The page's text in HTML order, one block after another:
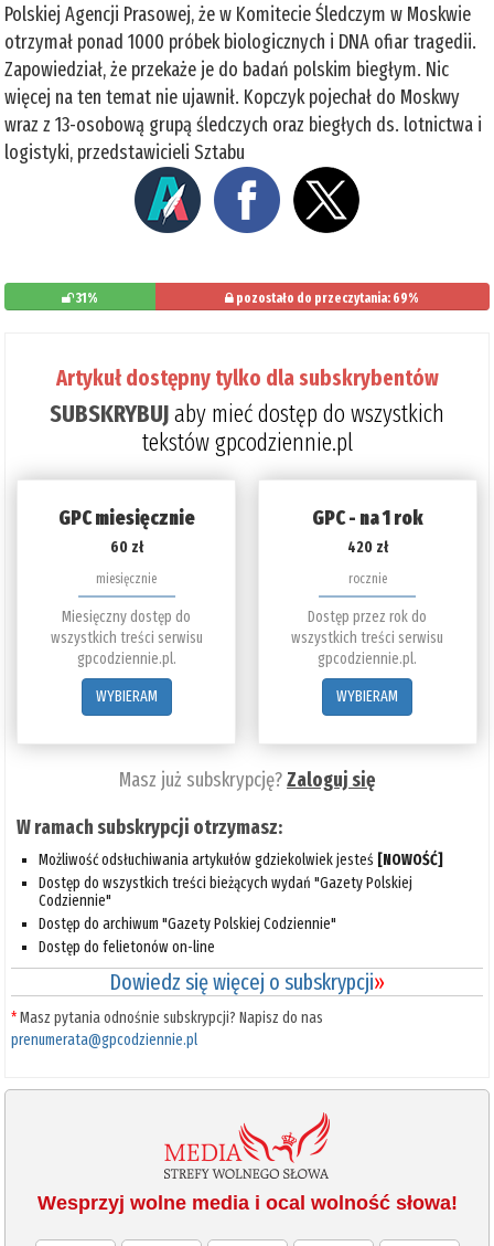
Polskiej Agencji Prasowej, że w Komitecie Śledczym w Moskwie
otrzymał ponad 1000 próbek biologicznych i DNA ofiar tragedii.
Zapowiedział, że przekaże je do badań polskim biegłym. Nic
więcej na ten temat nie ujawnił. Kopczyk pojechał do Moskwy
wraz z 13-osobową grupą śledczych oraz biegłych ds. lotnictwa i
logistyki, przedstawicieli Sztabu
31% pozostało do przeczytania: 69%
Artykuł dostępny tylko dla subskrybentów
SUBSKRYBUJaby mieć dostęp do wszystkich
tekstów gpcodziennie.pl
GPC miesięcznie
60 zł
miesięcznie
Miesięczny dostęp do
wszystkich treści serwisu
gpcodziennie.pl.
WYBIERAM
GPC - na 1 rok
420 zł
rocznie
Dostęp przez rok do
wszystkich treści serwisu
gpcodziennie.pl.
WYBIERAM
Masz już subskrypcję?Zaloguj się
W ramach subskrypcji otrzymasz:
Możliwość odsłuchiwania artykułów gdziekolwiek jesteś [NOWOŚĆ]
Dostęp do wszystkich treści bieżących wydań "Gazety Polskiej
Codziennie"
Dostęp do archiwum "Gazety Polskiej Codziennie"
Dostęp do felietonów on-line
Dowiedz się więcej o subskrypcji»
*Masz pytania odnośnie subskrypcji? Napisz do nas
prenumerata@gpcodziennie.pl
Wesprzyj wolne media i ocal wolność słowa!